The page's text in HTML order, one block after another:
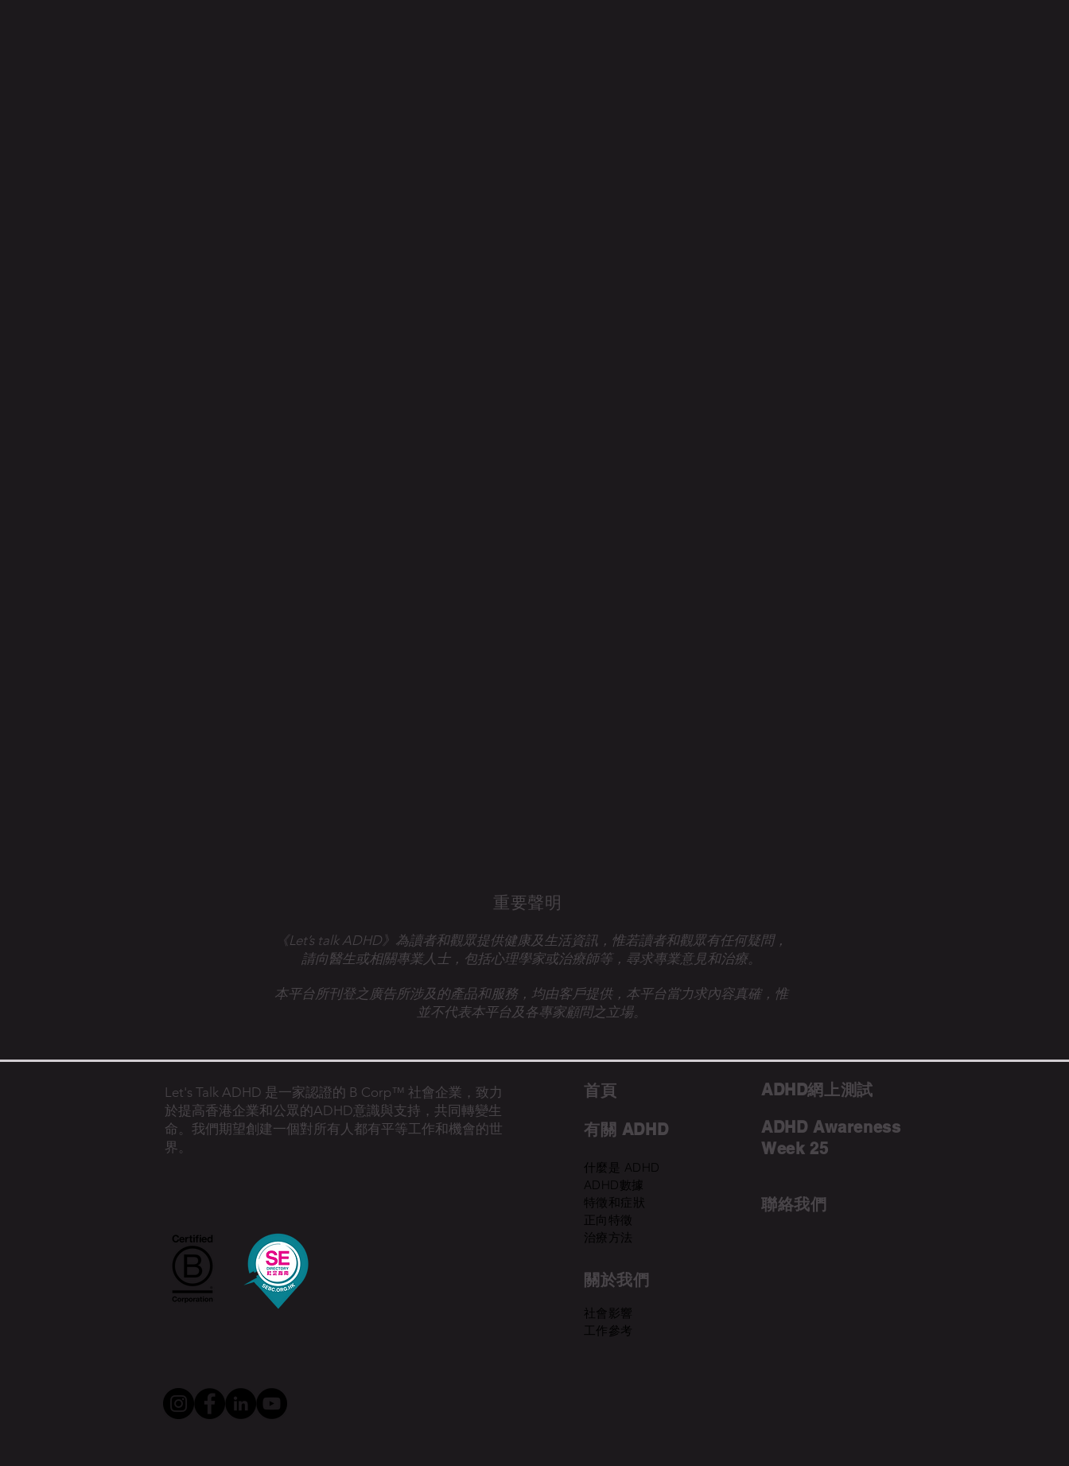
重要聲明
《Let’s talk ADHD》為讀者和觀眾提供健康及生活資訊，惟若讀者和觀眾有任何疑問，
請向醫生或相關專業人士， 包括心理學家或治療師等，尋求專業意見和治療。
本平台所刊登之廣告所涉及的產品和服務，均由客戶提供，本平台當力求內容真確，惟
並不代表本平台及各專家顧問之立場。
Let's Talk ADHD 是一家認證的 B Corp™ 社會企業，致力
於提高香港企業和公眾的ADHD意識與支持，共同轉變生
命。 我們期望創建一個對所有人都有平等工作和機會的世
界。
首​頁
有關 ADHD
什麼是 ADHD
ADHD數據
特徵和症狀
正向特徵
治療方法
關於我們
​社會影響
工作參考
ADHD網上測試
ADHD Awareness
Week 25
聯絡我們